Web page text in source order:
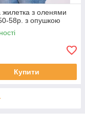
жилетка з оленями
58р. з опушкою
Купити